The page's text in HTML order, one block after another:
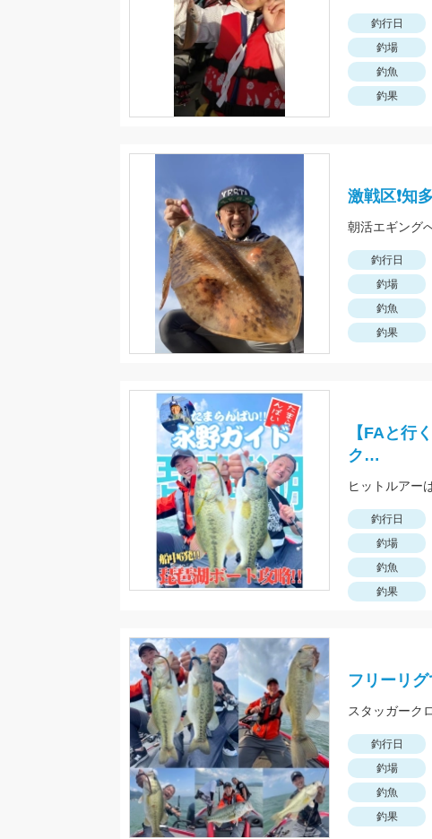
釣行日
釣場
釣魚
釣果
激戦区❗知
朝活エギング
釣行日
釣場
釣魚
釣果
【FAと行
ク…
釣行日
釣場
釣魚
釣果
フリーリ
釣行日
釣場
釣魚
釣果